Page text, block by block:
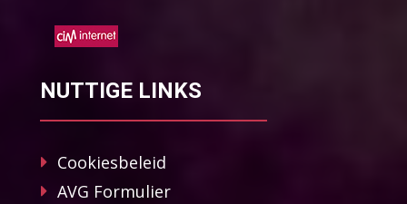
NUTTIGE LINKS
Cookiesbeleid
AVG Formulier